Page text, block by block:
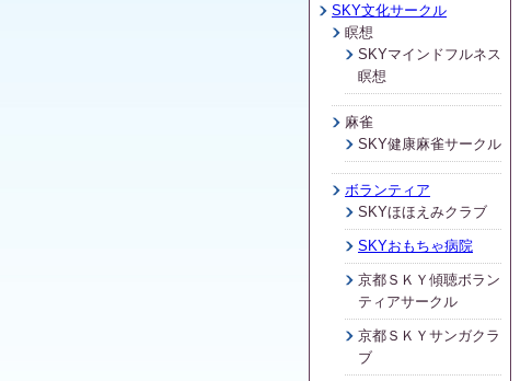
SKY文化サークル
瞑想
SKYマインドフルネス
瞑想
麻雀
SKY健康麻雀サークル
ボランティア
SKYほほえみクラブ
SKYおもちゃ病院
京都ＳＫＹ傾聴ボラン
ティアサークル
京都ＳＫＹサンガクラ
ブ